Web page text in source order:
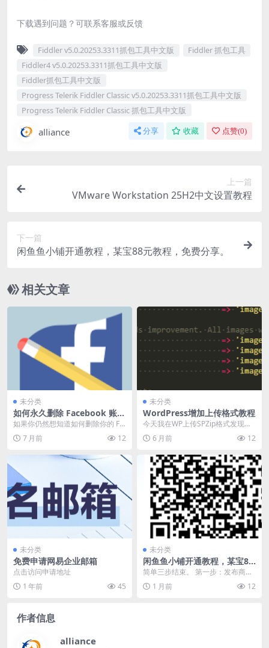
下载遇到问题？可联系客服或反馈
Fiddler v5.0.20253.3311抓包工具中文版
Fiddler 抓包工具
Fiddler4 v5.0.20253.3311抓包工具中文版
Fiddler抓包工具中文版
Progress Telerik Fiddler Classic v5.0.20253.3311抓包工具中文版
Progress Telerik Fiddler Classic 抓包工具中文版
alliance 分享 收藏 点赞(0)
上一篇
VMware Workstation 25H2中文设置教程
下一篇
闲鱼鱼小铺开通教程，某宝88元教程，免费分享。
相关文章
未分类
如何永久删除 Facebook 账号
教程
如果你仍然想知道如何删除你的 Fa
cebook 帐号，我们提供了一个快速
简易的解...
7 月前 12
未分类
WordPress增加上传格式教程
今天我在WP上传SPZip格式发现无
法上传，想必其他人会遇到类似的
问题，所以我做...
6 月前 12
未分类
免费申请网易企业邮箱
点击访问申请地址
1 年前
45
未分类
闲鱼鱼小铺开通教程，某宝88
元教程，免费分享。
简单三步结束。 第一步：发布商
品，已发布商品跳过。 第二步：扫
码开通鱼小铺 第三...
1 月前 12
作者信息
alliance